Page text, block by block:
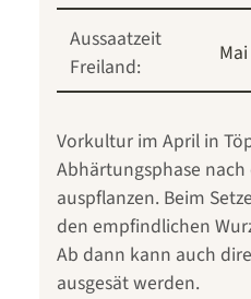
Aussaatzeit
Freiland:
Mai
Vorkultur im April in
Abhärtungsphase
auspflanzen. Beim
den empfindlichen
Ab dann kann auch
ausgesät werden.